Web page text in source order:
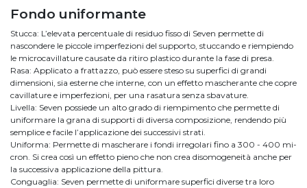
Fondo uniformante
Stucca: L’elevata percentuale di residuo fisso di Seven permette di
nascondere le piccole imperfezioni del supporto, stuccando e riempiendo
le microcavillature causate da ritiro plastico durante la fase di presa.
Rasa: Applicato a frattazzo, può essere steso su superfici di grandi
dimensioni, sia esterne che interne, con un effetto mascherante che copre
cavillature e imperfezioni, per una rasatura senza sbavature.
Livella: Seven possiede un alto grado di riempimento che permette di
uniformare la grana di supporti di diversa composizione, rendendo più
semplice e facile l’applicazione dei successivi strati.
Uniforma: Permette di mascherare i fondi irregolari fino a 300 - 400 mi-
cron. Si crea così un effetto pieno che non crea disomogeneità anche per
la successiva applicazione della pittura.
Conguaglia: Seven permette di uniformare superfici diverse tra loro